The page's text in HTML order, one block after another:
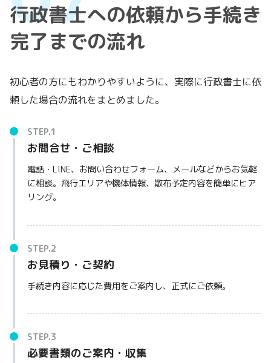
行政書士への依頼から手続き
完了までの流れ
初心者の方にもわかりやすいように、実際に行政書士に依
頼した場合の流れをまとめました。
お問合せ・ご相談
電話・LINE、お問い合わせフォーム、メールなどからお気軽
に相談。飛行エリアや機体情報、散布予定内容を簡単にヒア
リング。
お見積り・ご契約
手続き内容に応じた費用をご案内し、正式にご依頼。
必要書類のご案内・収集